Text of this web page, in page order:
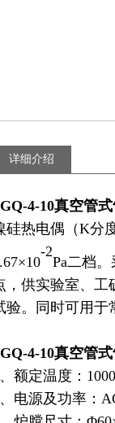
详细介绍
4-10真空管
硅热电偶（K分
-2
Pa二档
，供实验室、
验。同时可用于
4-10真空管
额定温度：
电源及功率：